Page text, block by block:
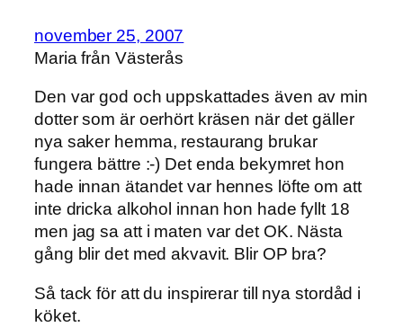
november 25, 2007
Maria från Västerås
Den var god och uppskattades även av min
dotter som är oerhört kräsen när det gäller
nya saker hemma, restaurang brukar
fungera bättre :-) Det enda bekymret hon
hade innan ätandet var hennes löfte om att
inte dricka alkohol innan hon hade fyllt 18
men jag sa att i maten var det OK. Nästa
gång blir det med akvavit. Blir OP bra?
Så tack för att du inspirerar till nya stordåd i
köket.